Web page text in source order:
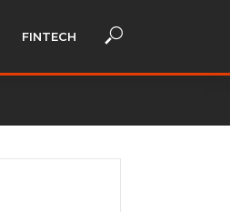
FINTECH